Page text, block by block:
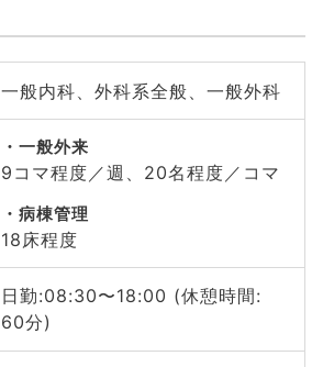
一般内科、外科系全般、一般外科
一般外来
9コマ程度／週、20名程度／コマ
病棟管理
18床程度
日勤:08:30〜18:00 (休憩時間:
60分)